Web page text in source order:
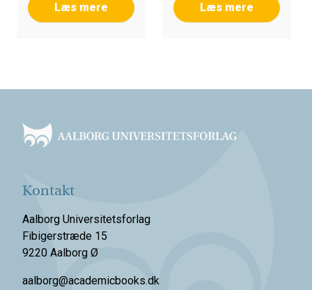
Læs mere Læs mere
Kontakt
Aalborg Universitetsforlag
Fibigerstræde 15
9220 Aalborg Ø
aalborg@academicbooks.dk